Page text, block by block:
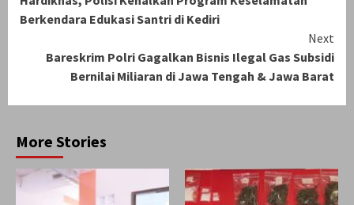
Reading
Berkendara Edukasi Santri di Kediri
Next
Bareskrim Polri Gagalkan Bisnis Ilegal Gas Subsidi
Bernilai Miliaran di Jawa Tengah & Jawa Barat
More Stories